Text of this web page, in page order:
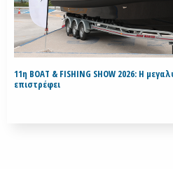
11η BOAT & FISHING SHOW 2026: Η
επιστρέφει